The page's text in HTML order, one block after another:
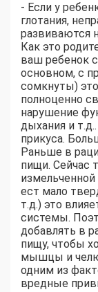
- Если у
глотания,
развиваются
Как это
ваш ребенок
основном, с
сомкнуты)
полноценно
нарушение
дыхания и
прикуса.
Раньше в
пищи. Сейчас
ест мало
т.д.) это
системы.
добавлять в
пищу, чтобы
мышцы и
одним из
вредные